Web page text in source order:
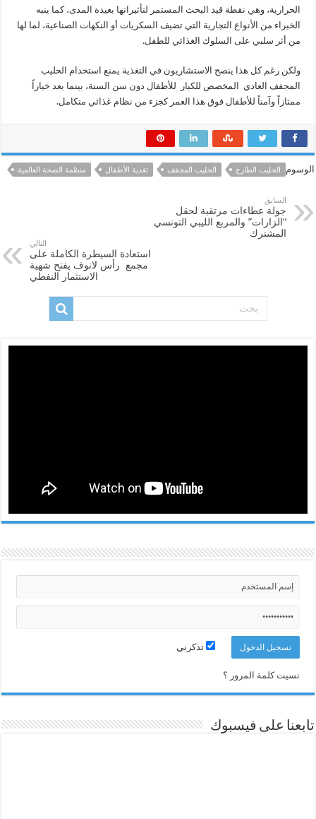
الحرارية، وهي نقطة قيد البحث المستمر لتأثيراتها بعيدة المدى، كما ينبه
الخبراء من الأنواع التجارية التي تضيف السكريات أو النكهات الصناعية، لما لها
من أثر سلبي على السلوك الغذائي للطفل.
ولكن رغم كل هذا ينصح الاستشاريون في التغذية يمنع استخدام الحليب
المجفف العادي المخصص للكبار للأطفال دون سن السنة، بينما يعد خياراً
ممتازاً وآمناً للأطفال فوق هذا العمر كجزء من نظام غذائي متكامل.
الوسوم الحليب الطازج الحليب المجفف تغذية الأطفال منظمة الصحة العالمية
السابق
جولة عطاءات مرتقبة لحقل
“الزارات” والمربع الليبي التونسي
المشترك
التالي
استعادة السيطرة الكاملة على
مجمع رأس لانوف يفتح شهية
الاستثمار النفطي
تذكرني
نسيت كلمة المرور ؟
تابعنا على فيسبوك